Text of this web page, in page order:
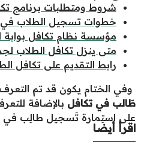
شروط ومتطلبات برنامج
خطوات تسجيل الطلاب في
مؤسسة نظام تكافل بوابة
متى ينزل تكافل الطلاب
رابط التقديم على تكافل
وفي الختام يكون قد تم
طَالب في تكافل بالإضافة
على استِمارة تَسجيل طالِب في
اقرأ أيضا